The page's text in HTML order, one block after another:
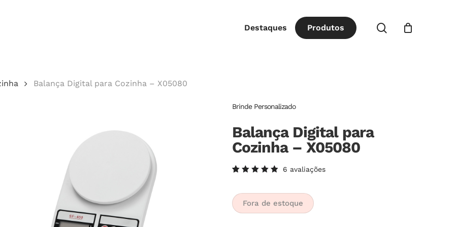
Destaques Produtos procurar
Balança Digital para Cozinha – X05080
Brinde Personalizado
Balança Digital para
Cozinha – X05080
5.00de
5, com
baseado
em
6 avaliações
Fora de estoque